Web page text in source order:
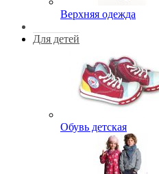
Верхняя одежда
Для детей
Обувь детская